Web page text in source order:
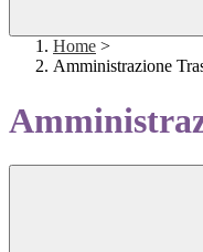
Home >
Amministrazione